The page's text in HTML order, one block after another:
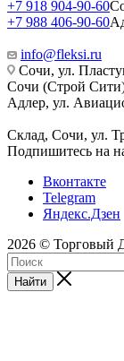
+7 918 904-90-60
+7 988 406-90-60
info@fleksi.ru
Сочи, ул.
Сочи (Строй
Адлер, ул.
Склад, Сочи, ул.
Подпишитесь на
Вконтакте
Telegram
Яндекс.Дзен
2026 © Торговый
Найти